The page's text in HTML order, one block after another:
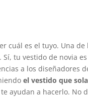
cuál es el tuyo. Una
tu vestido de novia
a los diseñadores
el vestido que
ayudan a hacerlo. No